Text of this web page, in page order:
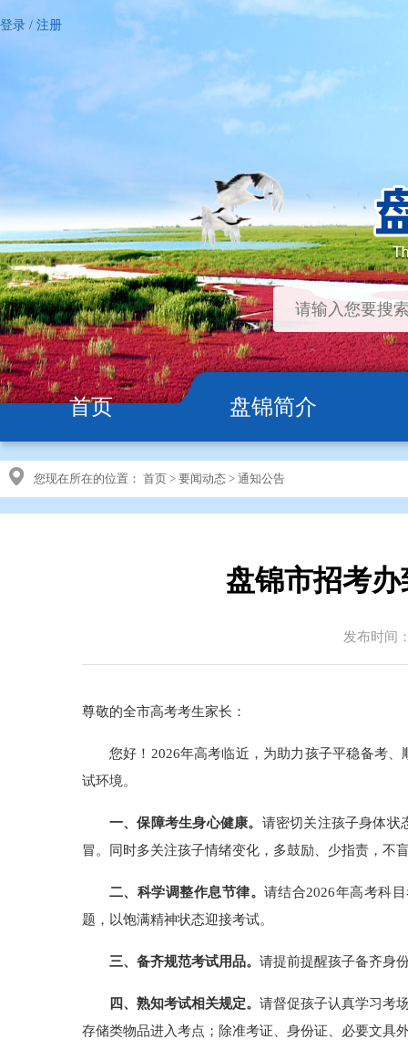
登录 / 注册
首页 盘锦简介
您现在所在的位置： 首页 > 要闻动态 > 通知公告
盘锦市招考
发布时间
尊敬的全市高考考生家长：
您好！2026年高考临近，为助力孩子平稳备考
试环境。
一、保障考生身心健康。 请密切关注孩子身体状
冒。同时多关注孩子情绪变化，多鼓励、少指责，不
二、科学调整作息节律。 请结合2026年高考科
题，以饱满精神状态迎接考试。
三、备齐规范考试用品。 请提前提醒孩子备齐身
四、熟知考试相关规定。 请督促孩子认真学习考
存储类物品进入考点；除准考证、身份证、必要文具